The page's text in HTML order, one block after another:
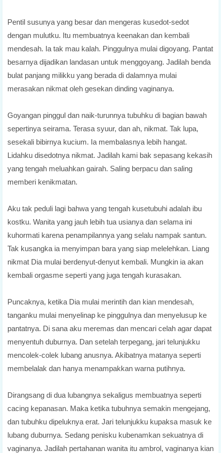
Pentil susunya yang besar dan mengeras kusedot-sedot
dengan mulutku. Itu membuatnya keenakan dan kembali
mendesah. Ia tak mau kalah. Pinggulnya mulai digoyang. Pantat
besarnya dijadikan landasan untuk menggoyang. Jadilah benda
bulat panjang milikku yang berada di dalamnya mulai
merasakan nikmat oleh gesekan dinding vaginanya.
Goyangan pinggul dan naik-turunnya tubuhku di bagian bawah
sepertinya seirama. Terasa syuur, dan ah, nikmat. Tak lupa,
sesekali bibirnya kucium. Ia membalasnya lebih hangat.
Lidahku disedotnya nikmat. Jadilah kami bak sepasang kekasih
yang tengah meluahkan gairah. Saling berpacu dan saling
memberi kenikmatan.
Aku tak peduli lagi bahwa yang tengah kusetubuhi adalah ibu
kostku. Wanita yang jauh lebih tua usianya dan selama ini
kuhormati karena penampilannya yang selalu nampak santun.
Tak kusangka ia menyimpan bara yang siap melelehkan. Liang
nikmat Dia mulai berdenyut-denyut kembali. Mungkin ia akan
kembali orgasme seperti yang juga tengah kurasakan.
Puncaknya, ketika Dia mulai merintih dan kian mendesah,
tanganku mulai menyelinap ke pinggulnya dan menyelusup ke
pantatnya. Di sana aku meremas dan mencari celah agar dapat
menyentuh duburnya. Dan setelah terpegang, jari telunjukku
mencolek-colek lubang anusnya. Akibatnya matanya seperti
membelalak dan hanya menampakkan warna putihnya.
Dirangsang di dua lubangnya sekaligus membuatnya seperti
cacing kepanasan. Maka ketika tubuhnya semakin mengejang,
dan tubuhku dipeluknya erat. Jari telunjukku kupaksa masuk ke
lubang duburnya. Sedang penisku kubenamkan sekuatnya di
vaginanya. Jadilah pertahanan wanita itu ambrol, vaginanya kian